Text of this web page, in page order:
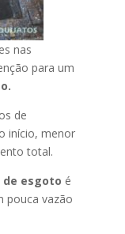
nas
para um
de
início, menor
total.
esgoto é
pouca vazão